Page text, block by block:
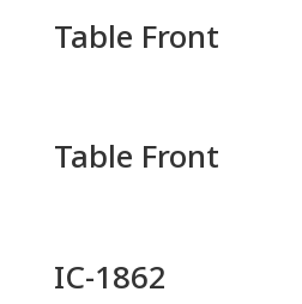
Table Front
Table Front
IC-1862